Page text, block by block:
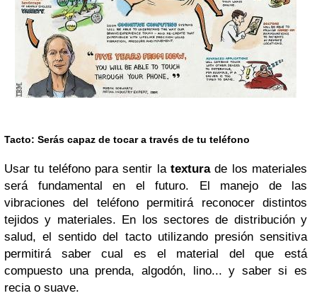
Tacto: Serás capaz de tocar a través de tu teléfono
Usar tu teléfono para sentir la texturade los materiales
será fundamental en el futuro. El manejo de las
vibraciones del teléfono permitirá reconocer distintos
tejidos y materiales. En los sectores de distribución y
salud, el sentido del tacto utilizando presión sensitiva
permitirá saber cual es el material del que está
compuesto una prenda, algodón, lino... y saber si es
recia o suave.